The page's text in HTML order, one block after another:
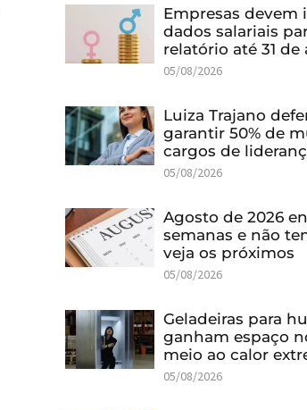
Empresas devem
dados salariais
relatório até 31 de
05/08/2026
Luiza Trajano
garantir 50% de
cargos de
05/08/2026
Agosto de 2026
semanas e não
veja os próximos
05/08/2026
Geladeiras para
ganham espaço
meio ao calor
05/08/2026